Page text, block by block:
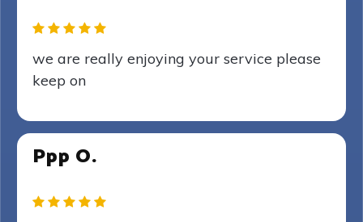
we are really enjoying your service please
keep on
Ppp O.